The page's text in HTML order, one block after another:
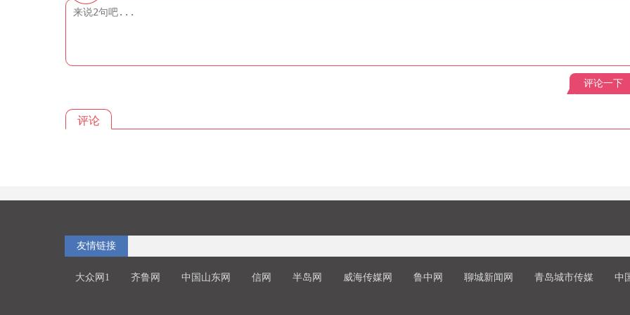
评论一下
评论
友情链接
大众网1 齐鲁网 中国山东网 信网 半岛网 威海传媒网 鲁中网 聊城新闻网 青岛城市传媒 中